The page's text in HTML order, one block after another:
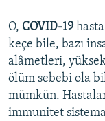
O, COVID-19
keçe bile, bazı
alâmetleri,
ölüm sebebi ola
mümkün.
immunitet